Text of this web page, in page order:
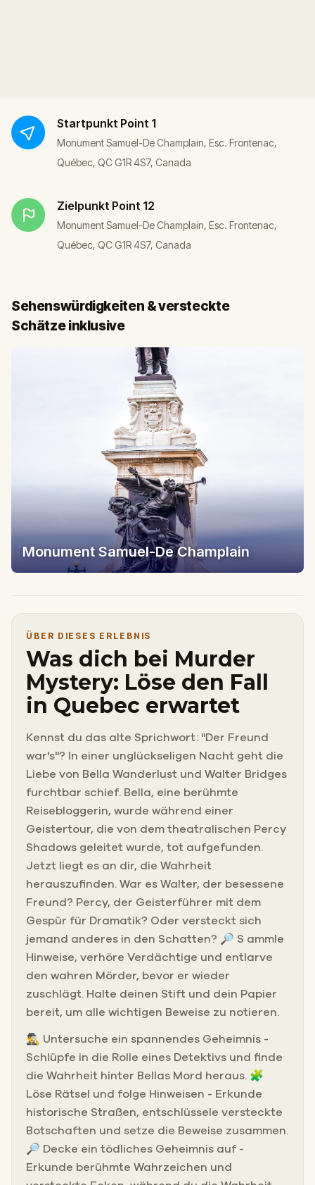
Startpunkt Point 1
Monument Samuel-De Champlain, Esc. Frontenac,
Québec, QC G1R 4S7, Canada
Zielpunkt Point 12
Monument Samuel-De Champlain, Esc. Frontenac,
Québec, QC G1R 4S7, Canada
Sehenswürdigkeiten & versteckte
Schätze inklusive
Monument Samuel-De Champlain
ÜBER DIESES ERLEBNIS
Was dich bei Murder
Mystery: Löse den Fall
in Quebec erwartet
Kennst du das alte Sprichwort: "Der Freund
war's"? In einer unglückseligen Nacht geht die
Liebe von Bella Wanderlust und Walter Bridges
furchtbar schief. Bella, eine berühmte
Reisebloggerin, wurde während einer
Geistertour, die von dem theatralischen Percy
Shadows geleitet wurde, tot aufgefunden.
Jetzt liegt es an dir, die Wahrheit
herauszufinden. War es Walter, der besessene
Freund? Percy, der Geisterführer mit dem
Gespür für Dramatik? Oder versteckt sich
jemand anderes in den Schatten? 🔎 S ammle
Hinweise, verhöre Verdächtige und entlarve
den wahren Mörder, bevor er wieder
zuschlägt. Halte deinen Stift und dein Papier
bereit, um alle wichtigen Beweise zu notieren.
🕵️‍♂️ Untersuche ein spannendes Geheimnis -
Schlüpfe in die Rolle eines Detektivs und finde
die Wahrheit hinter Bellas Mord heraus. 🧩
Löse Rätsel und folge Hinweisen - Erkunde
historische Straßen, entschlüssele versteckte
Botschaften und setze die Beweise zusammen.
🔎 Decke ein tödliches Geheimnis auf -
Erkunde berühmte Wahrzeichen und